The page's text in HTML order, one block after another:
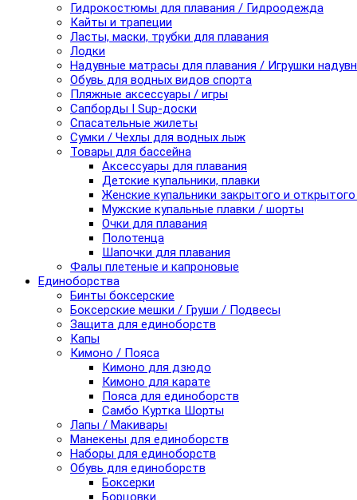
Гидрокостюмы для плавания / Гидроодежда
Кайты и трапеции
Ласты, маски, трубки для плавания
Лодки
Надувные матрасы для плавания / Игрушки
Обувь для водных видов спорта
Пляжные аксессуары / игры
Сапборды I Sup-доски
Спасательные жилеты
Сумки / Чехлы для водных лыж
Товары для бассейна
Аксессуары для плавания
Детские купальники, плавки
Женские купальники закрытого и
Мужские купальные плавки / шорты
Очки для плавания
Полотенца
Шапочки для плавания
Фалы плетеные и капроновые
Единоборства
Бинты боксерские
Боксерские мешки / Груши / Подвесы
Защита для единоборств
Капы
Кимоно / Пояса
Кимоно для дзюдо
Кимоно для карате
Пояса для единоборств
Самбо Куртка Шорты
Лапы / Макивары
Манекены для единоборств
Наборы для единоборств
Обувь для единоборств
Боксерки
Борцовки